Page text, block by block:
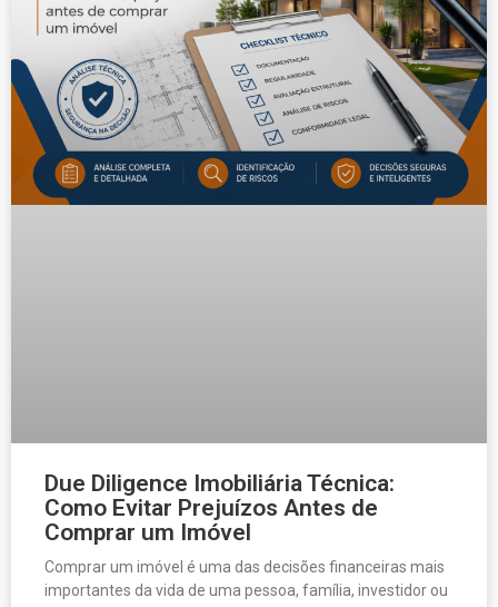
Due Diligence Imobiliária Técnica:
Como Evitar Prejuízos Antes de
Comprar um Imóvel
Comprar um imóvel é uma das decisões financeiras mais
importantes da vida de uma pessoa, família, investidor ou